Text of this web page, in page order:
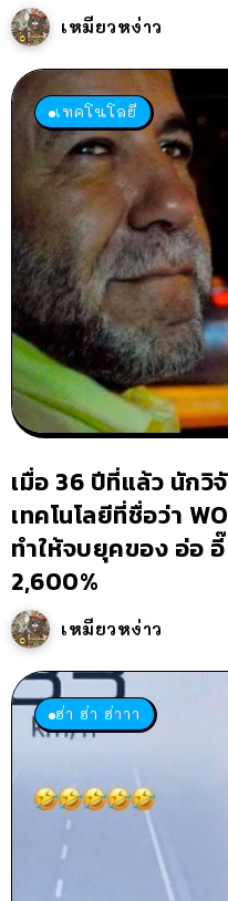
เหมียวหง่าว
เทคโนโลยี
เมื่อ 36 ปีที่แล้ว นัก
เทคโนโลยีที่ชื่อว่า
ทำให้จบยุคของ อ่อ
2,600%
เหมียวหง่าว
ฮ่า ฮ่า ฮ่าาา